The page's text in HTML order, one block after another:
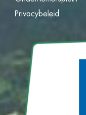
Privacybeleid